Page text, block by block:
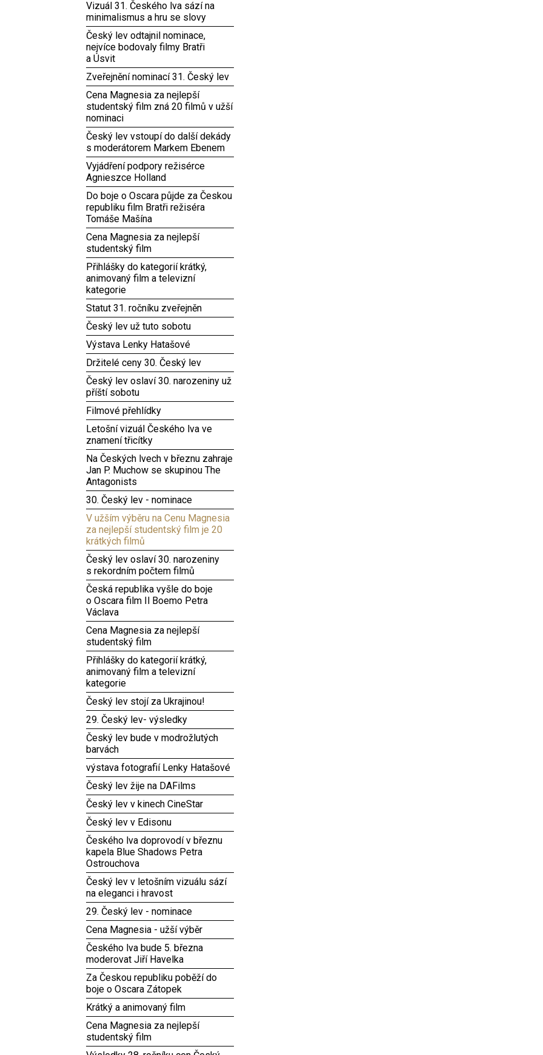
Vizuál 31. Českého lva sází na
minimalismus a hru se slovy
Český lev odtajnil nominace,
nejvíce bodovaly filmy Bratři
a Úsvit
Zveřejnění nominací 31. Český lev
Cena Magnesia za nejlepší
studentský film zná 20 filmů v užší
nominaci
Český lev vstoupí do další dekády
s moderátorem Markem Ebenem
Vyjádření podpory režisérce
Agnieszce Holland
Do boje o Oscara půjde za Českou
republiku film Bratři režiséra
Tomáše Mašína
Cena Magnesia za nejlepší
studentský film
Přihlášky do kategorií krátký,
animovaný film a televizní
kategorie
Statut 31. ročníku zveřejněn
Český lev už tuto sobotu
Výstava Lenky Hatašové
Držitelé ceny 30. Český lev
Český lev oslaví 30. narozeniny už
příští sobotu
Filmové přehlídky
Letošní vizuál Českého lva ve
znamení třicítky
Na Českých lvech v březnu zahraje
Jan P. Muchow se skupinou The
Antagonists
30. Český lev - nominace
V užším výběru na Cenu Magnesia
za nejlepší studentský film je 20
krátkých filmů
Český lev oslaví 30. narozeniny
s rekordním počtem filmů
Česká republika vyšle do boje
o Oscara film Il Boemo Petra
Václava
Cena Magnesia za nejlepší
studentský film
Přihlášky do kategorií krátký,
animovaný film a televizní
kategorie
Český lev stojí za Ukrajinou!
29. Český lev- výsledky
Český lev bude v modrožlutých
barvách
výstava fotografií Lenky Hatašové
Český lev žije na DAFilms
Český lev v kinech CineStar
Český lev v Edisonu
Českého lva doprovodí v březnu
kapela Blue Shadows Petra
Ostrouchova
Český lev v letošním vizuálu sází
na eleganci i hravost
29. Český lev - nominace
Cena Magnesia - užší výběr
Českého lva bude 5. března
moderovat Jiří Havelka
Za Českou republiku poběží do
boje o Oscara Zátopek
Krátký a animovaný film
Cena Magnesia za nejlepší
studentský film